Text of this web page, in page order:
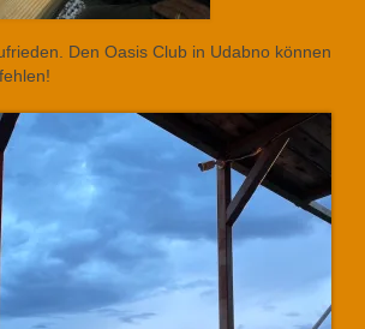
Den Oasis Club in Udabno können